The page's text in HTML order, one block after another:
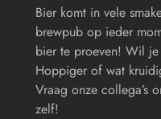
Bier komt in vele
brewpub op ieder
bier te proeven! Wil
Hoppiger of wat
Vraag onze collega’s
zelf!